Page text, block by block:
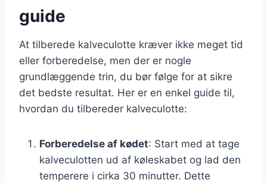
guide
At tilberede kalveculotte kræver ikke meget tid
eller forberedelse, men der er nogle
grundlæggende trin, du bør følge for at sikre
det bedste resultat. Her er en enkel guide til,
hvordan du tilbereder kalveculotte:
Forberedelse af kødet: Start med at tage
kalveculotten ud af køleskabet og lad den
temperere i cirka 30 minutter. Dette